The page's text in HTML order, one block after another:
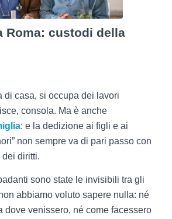
Roma: custodi della
di casa, si occupa dei lavori
consola. Ma è anche
: e la dedizione ai figli e ai
non sempre va di pari passo con
diritti.
sono state le invisibili tra gli
abbiamo voluto sapere nulla: né
dove venissero, né come facessero